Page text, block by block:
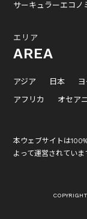
サーキュラーエコノ
エリア
AREA
アジア 日本
アフリカ
オセア
本ウェブサイトは
よって運営されていま